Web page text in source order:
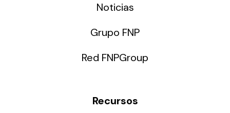
Noticias
Grupo FNP
Red FNPGroup
Recursos